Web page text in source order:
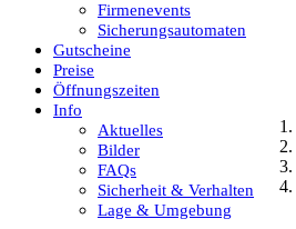
Firmenevents
Sicherungsautomaten
Gutscheine
Preise
Öffnungszeiten
Info
Aktuelles
Bilder
FAQs
Sicherheit & Verhalten
Lage & Umgebung